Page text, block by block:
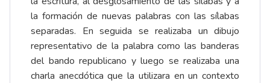
la formación de nuevas palabras con las sílabas
separadas. En seguida se realizaba un dibujo
representativo de la palabra como las banderas
del bando republicano y luego se realizaba una
charla anecdótica que la utilizara en un contexto